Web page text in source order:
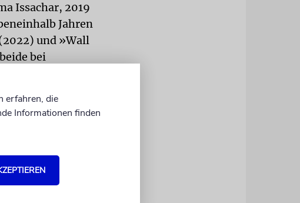
Issachar, 2019
Jahren
und »Wall
bei
A Small Light
erfahren, die
Informationen finden